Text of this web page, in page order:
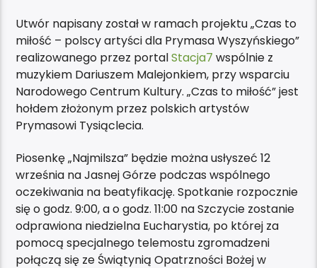
Utwór napisany został w ramach projektu „Czas to
miłość – polscy artyści dla Prymasa Wyszyńskiego”
realizowanego przez portalStacja7 wspólnie z
muzykiem Dariuszem Malejonkiem, przy wsparciu
Narodowego Centrum Kultury. „Czas to miłość” jest
hołdem złożonym przez polskich artystów
Prymasowi Tysiąclecia.
Piosenkę „Najmilsza” będzie można usłyszeć 12
września na Jasnej Górze podczas wspólnego
oczekiwania na beatyfikację. Spotkanie rozpocznie
się o godz. 9:00, a o godz. 11:00 na Szczycie zostanie
odprawiona niedzielna Eucharystia, po której za
pomocą specjalnego telemostu zgromadzeni
połączą się ze Świątynią Opatrzności Bożej w